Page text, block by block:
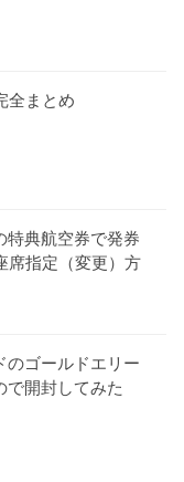
全まとめ
特典航空券で発券
席指定（変更）方
のゴールドエリー
で開封してみた